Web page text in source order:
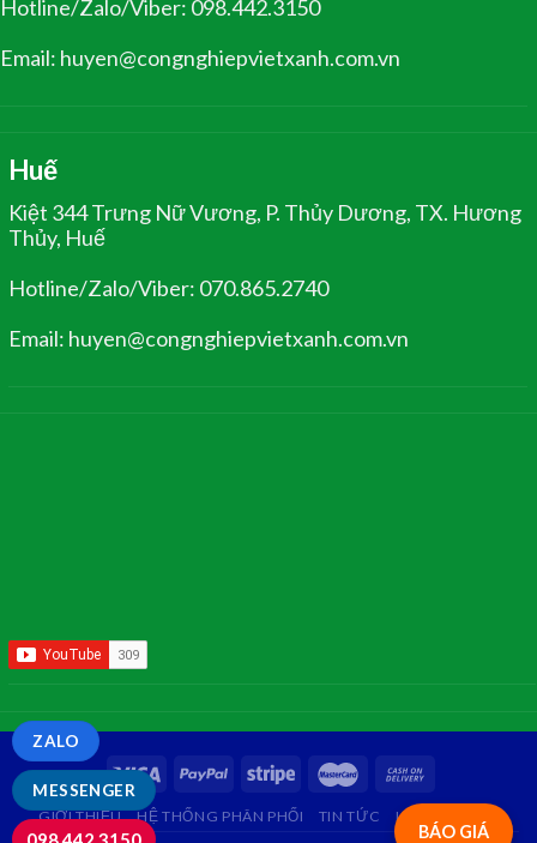
Hotline/Zalo/Viber: 098.442.3150
Email: huyen@congnghiepvietxanh.com.vn
Huế
Kiệt 344 Trưng Nữ Vương, P. Thủy Dương, TX. Hương
Thủy, Huế
Hotline/Zalo/Viber: 070.865.2740
Email: huyen@congnghiepvietxanh.com.vn
BÁO GIÁ
GIỚI THIỆU HỆ THỐNG PHÂN PHỐI TIN TỨC LIÊN HỆ
MESSENGER
ZALO